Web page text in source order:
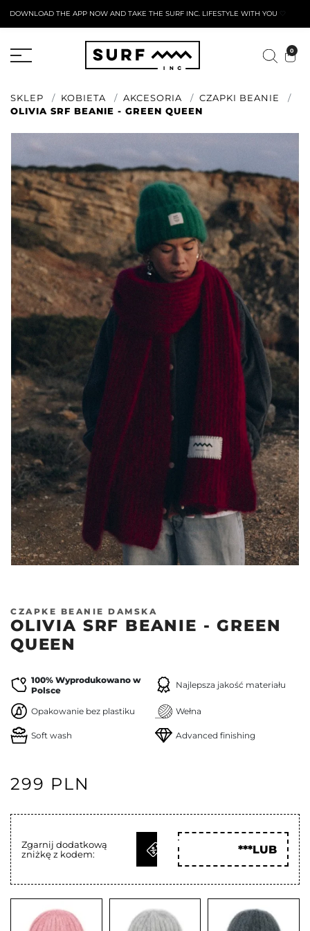
DOWNLOAD THE APP NOW AND TAKE THE SURF INC. LIFESTYLE WITH YOU 🤍
0
SKLEP KOBIETA AKCESORIA
CZAPKI BEANIE
OLIVIA SRF BEANIE - GREEN QUEEN
Poprzedni
CZAPKE BEANIE DAMSKA
OLIVIA SRF BEANIE - GREEN
QUEEN
100% Wyprodukowano w
Polsce
Najlepsza jakość materiału
Opakowanie bez plastiku Wełna
Soft wash Advanced finishing
299 PLN
Zgarnij dodatkową
zniżkę z kodem:
ODBIERZ
***LUB
AKTYWNY FORMULARZ ZWROTU